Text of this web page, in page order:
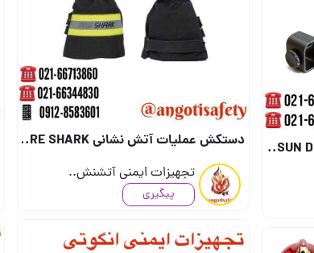
دستکش عملیات آتش نشانی CHIBA FIRE SHARK (جهت دریافت قیمت تماس بگیرید) (جهت درج قیمت..
تجهیزات ایمنی آتشنش..
پیگیری